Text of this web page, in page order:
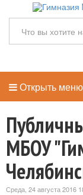
Открыть
МБОУ
Среда, 24 августа 2016